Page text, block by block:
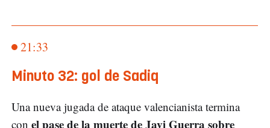
21:33
Minuto 32: gol de Sadiq
Una nueva jugada de ataque valencianista termina
con el pase de la muerte de Javi Guerra sobre